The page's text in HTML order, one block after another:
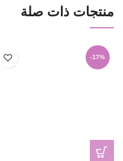
منتجات ذات صلة
-17%